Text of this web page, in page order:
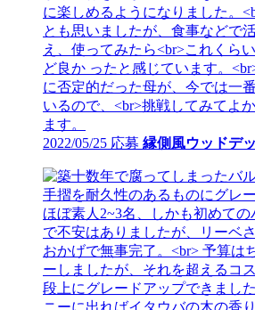
2022/05/25 応募 縁側風ウッドデ